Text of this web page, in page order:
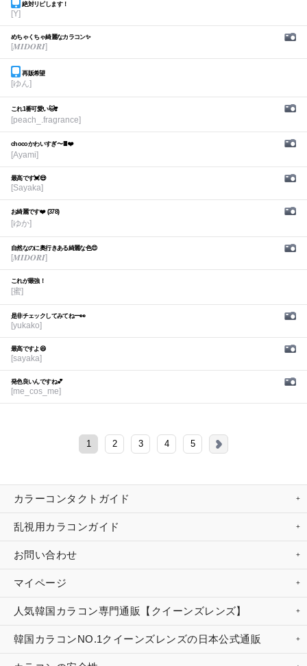
絶対リピします！
[Y]
めちゃくちゃ綺麗なカラコン✨
[𝑴𝑰𝑫𝑶𝑹𝑰]
再販希望
[ゆん]
これ1番可愛い🐱❣️
[peach_.fragrance]
chocoかわいすぎ〜🍫❤️
[Ayami]
最高です💓😍
[Sayaka]
お綺麗です❤️ (378)
[ゆか]
自然なのに奥行きある綺麗な色😍
[𝑴𝑰𝑫𝑶𝑹𝑰]
これが最強！
[蜜]
是非チェックしてみてねー👀
[yukako]
最高ですよ😆
[sayaka]
発色良いんですね💕︎
[me_cos_me]
1 2 3 4 5
カラーコンタクトガイド
乱視用カラコンガイド
お問い合わせ
マイページ
人気韓国カラコン専門通販【クイーンズレンズ】
韓国カラコンNO.1クイーンズレンズの日本公式通販